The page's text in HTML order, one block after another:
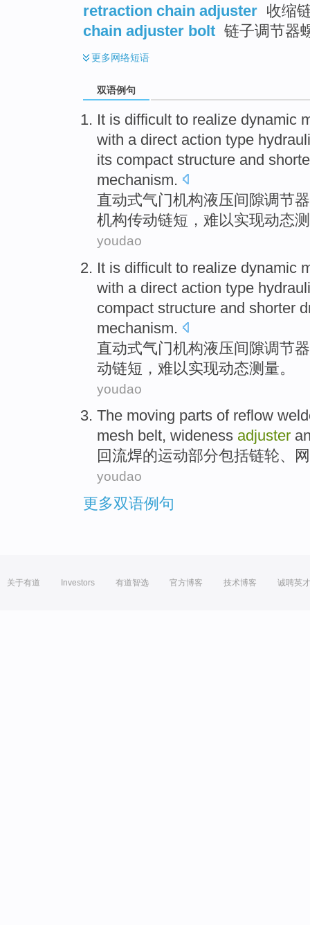
retraction chain adjuster 收缩
chain adjuster bolt 链子调节器
更多网络短语
双语例句
It is difficult to realize dynamic
with a direct action type
its compact structure and
mechanism.
直动式气门机构液压间隙调节器
机构传动链短 ， 难以实现动态
youdao
It is difficult to realize dynamic
with a direct action type
compact structure and shorter
mechanism.
直动式气门机构液压间隙调节器
动链短 ， 难以实现动态测量。
youdao
The moving parts of reflow
mesh belt, wideness adjuster
回流焊的运动部分包括链轮、 网
youdao
更多双语例句
关于有道 Investors 有道智选 官方博客 技术博客 诚聘英才